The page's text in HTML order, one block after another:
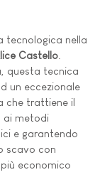
tecnologica nella
Castello
questa tecnica
un eccezionale
che trattiene il
ai metodi
e garantendo
scavo con
economico